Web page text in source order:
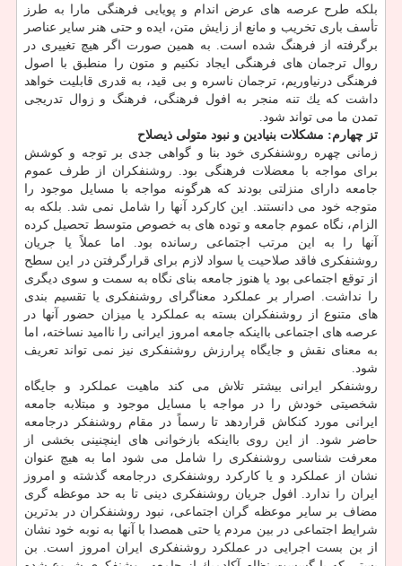
بلكه طرح عرصه های عرض اندام و پویایی فرهنگی مارا به طرز
تأسف باری تخریب و مانع از زایش متن، ایده و حتی هنر سایر عناصر
برگرفته از فرهنگ شده است. به همین صورت اگر هیچ تغییری در
روال ترجمان های فرهنگی ایجاد نكنیم و متون را منطبق با اصول
فرهنگی درنیاوریم، ترجمان ناسره و بی قید، به قدری قابلیت خواهد
داشت كه یك تنه منجر به افول فرهنگی، فرهنگ و زوال تدریجی
تمدن ما می تواند شود.
تز چهارم: مشكلات بنیادین و نبود متولی ذیصلاح
زمانی چهره روشنفكری خود بنا و گواهی جدی بر توجه و كوشش
برای مواجه با معضلات فرهنگی بود. روشنفكران از طرف عموم
جامعه دارای منزلتی بودند كه هرگونه مواجه با مسایل موجود را
متوجه خود می دانستند. این كاركرد آنها را شامل نمی شد. بلكه به
الزام، نگاه عموم جامعه و توده های به خصوص متوسط تحصیل كرده
آنها را به این مرتب اجتماعی رسانده بود. اما عملاً یا جریان
روشنفكری فاقد صلاحیت یا سواد لازم برای قرارگرفتن در این سطح
از توقع اجتماعی بود یا هنوز جامعه بنای نگاه به سمت و سوی دیگری
را نداشت. اصرار بر عملكرد معناگرای روشنفكری یا تقسیم بندی
های متنوع از روشنفكران بسته به عملكرد یا میزان حضور آنها در
عرصه های اجتماعی بااینكه جامعه امروز ایرانی را ناامید نساخته، اما
به معنای نقش و جایگاه پرارزش روشنفكری نیز نمی تواند تعریف
شود.
روشنفكر ایرانی بیشتر تلاش می كند ماهیت عملكرد و جایگاه
شخصیتی خودش را در مواجه با مسایل موجود و مبتلابه جامعه
ایرانی مورد كنكاش قراردهد تا رسماً در مقام روشنفكر درجامعه
حاضر شود. از این روی بااینكه بازخوانی های اینچنینی بخشی از
معرفت شناسی روشنفكری را شامل می شود اما به هیچ عنوان
نشان از عملكرد و یا كاركرد روشنفكری درجامعه گذشته و امروز
ایران را ندارد. افول جریان روشنفكری دینی تا به حد موعظه گری
مضاف بر سایر موعظه گران اجتماعی، نبود روشنفكران در بدترین
شرایط اجتماعی در بین مردم یا حتی همصدا با آنها به نوبه خود نشان
از بن بست اجرایی در عملكرد روشنفكری ایران امروز است. بن